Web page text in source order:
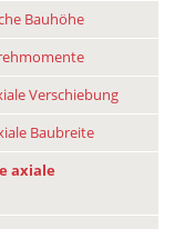
Bauhöhe
Verschiebung
Baubreite
axiale